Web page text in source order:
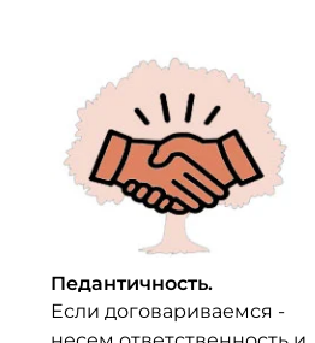
Педантичность.
Если договариваемся -